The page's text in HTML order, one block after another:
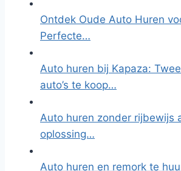
Ontdek Oude Auto Huren
Perfecte…
Auto huren bij Kapaza:
auto’s te koop…
Auto huren zonder rijbewijs
oplossing…
Auto huren en remork te